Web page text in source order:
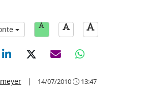
| 14/07/2010 13:47